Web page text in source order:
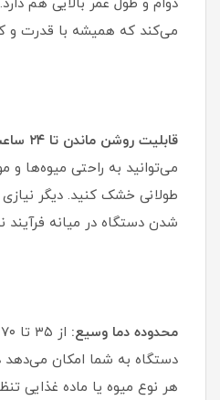
دوام و طول عمر بالایی هم
می‌کند که همیشه با قدرت و
قابلیت روشن ماندن تا ۲۴ ساعت:
می‌توانید به راحتی میوه‌ها و
طولانی خشک کنید. دیگر نیازی
شدن دستگاه در میانه
محدوده دما وسیع:
دستگاه به شما امکان می‌دهد
هر نوع میوه یا ماده غذایی